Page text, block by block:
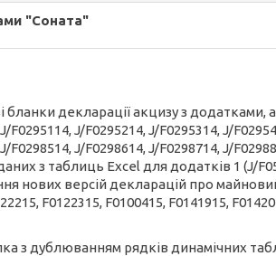
"Соната"
бланки декларації акцизу з додатками,
F0295114, J/F0295214, J/F0295314, J/
F0298514, J/F0298614, J/F0298714, J/
з таблиць Excel для додатків 1 (J/
нових версій декларацій про
F0122315, F0100415, F0141915,
з дублюванням рядків динамічних